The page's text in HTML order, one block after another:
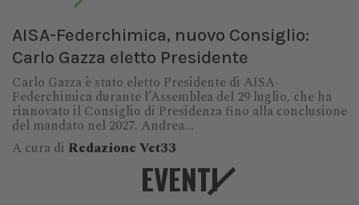
AISA-Federchimica, nuovo Consiglio:
Carlo Gazza eletto Presidente
Carlo Gazza è stato eletto Presidente di AISA-
Federchimica durante l’Assemblea del 29 luglio, che ha
rinnovato il Consiglio di Presidenza fino alla conclusione
del mandato nel 2027. Andrea...
A cura di Redazione Vet33
EVENTI